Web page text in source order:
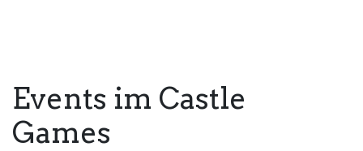
Events im Castle
Games